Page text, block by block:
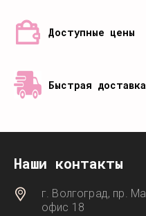
Доступные цены
Быстрая доставка
Наши контакты
г. Волгоград, пр.
офис 18